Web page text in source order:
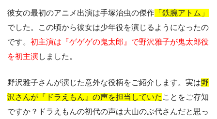
彼女の最初のアニメ出演は手塚治虫の傑作 「鉄腕アトム」
でした。この頃から彼女は少年役を演じるようになったの
です。 初主演は『ゲゲゲの鬼太郎』で野沢雅子が鬼太郎役
を初主演しました。
野沢雅子さんが演じた意外な役柄をご紹介します。実は野
沢さんが『ドラえもん』の声を担当していた ことをご存知
ですか？ドラえもんの初代の声は大山のぶ代さんだと思っ